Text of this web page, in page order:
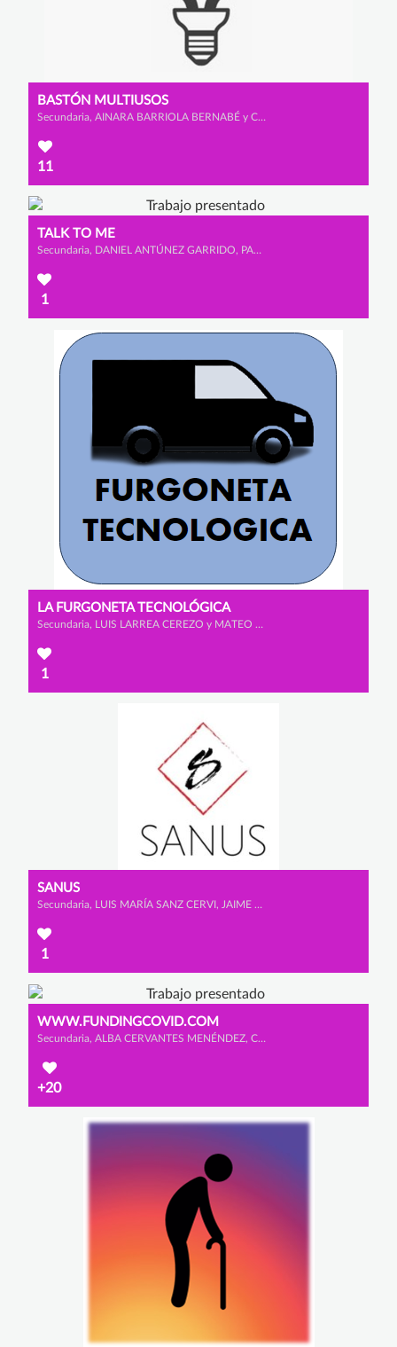
BASTÓN MULTIUSOS
Secundaria, AINARA BARRIOLA BERNABÉ y CLAUDIA LADRERO DE SANMILLÁN
11
TALK TO ME
Secundaria, DANIEL ANTÚNEZ GARRIDO, PABLO MARTÍN BRAVO y PABLO TABOADA GONZÁLEZ
1
LA FURGONETA TECNOLÓGICA
Secundaria, LUIS LARREA CEREZO y MATEO GONZÁLEZ RODRÍGUEZ
1
SANUS
Secundaria, LUIS MARÍA SANZ CERVI, JAIME MATUTE PORRAS y ARNAU MATEO JARA
1
WWW.FUNDINGCOVID.COM
Secundaria, ALBA CERVANTES MENÉNDEZ, CLAUDIA LÓPEZ GONZÁLEZ y YARA GONZÁLEZ DE ANDRES
+20